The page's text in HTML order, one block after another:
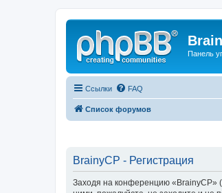
Панель
Ссылки FAQ
Список форумов
BrainyCP - Регистрация
Заходя на конференцию «BrainyCP»